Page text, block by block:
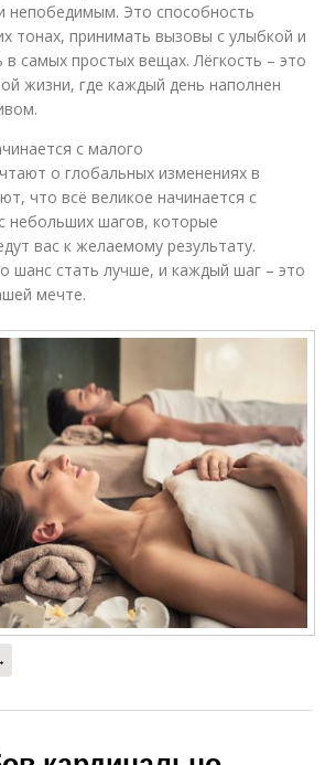
непобедимым. Это способность
тонах, принимать вызовы с улыбкой и
в самых простых вещах. Лёгкость – это
жизни, где каждый день наполнен
с малого
о глобальных изменениях в
что всё великое начинается с
небольших шагов, которые
вас к желаемому результату.
шанс стать лучше, и каждый шаг – это
мечте.